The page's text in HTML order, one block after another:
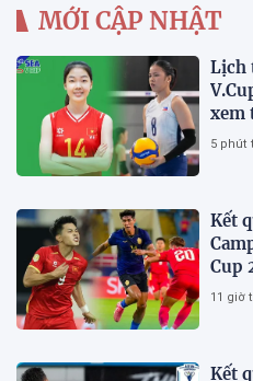
MỚI CẬP NHẬT
Lịch
xem
5 phút
Kết
Cup
Lan
11 giờ
Kết